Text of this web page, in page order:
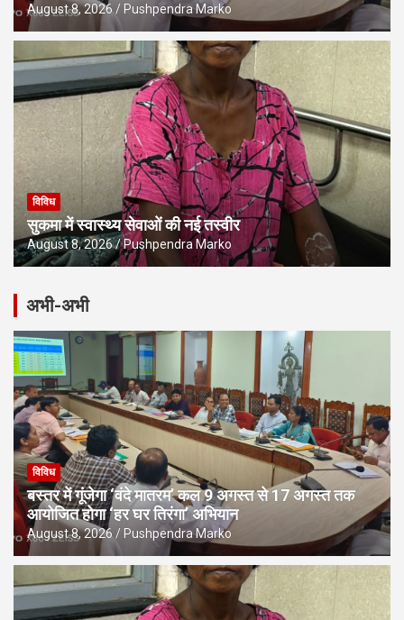
August 8, 2026 Pushpendra Marko
विविध
सुकमा में स्वास्थ्य सेवाओं की नई तस्वीर
August 8, 2026 Pushpendra Marko
अभी-अभी
विविध
बस्तर में गूंजेगा ‘वंदे मातरम’ कल 9 अगस्त से 17 अगस्त तक
आयोजित होगा ‘हर घर तिरंगा’ अभियान
August 8, 2026 Pushpendra Marko